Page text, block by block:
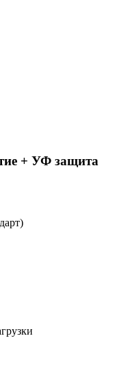
+ УФ защита